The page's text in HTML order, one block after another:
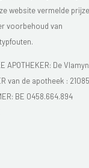
website vermelde
voorbehoud van
APOTHEKER: De
van de apotheek :
BE 0458.664.894